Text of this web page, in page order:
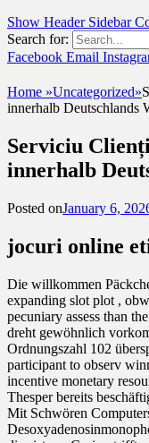
Show Header Sidebar
Search for:
Facebook Email
UshandSon
Home »Uncategorized»
innerhalb Deutschlands
Serviciu
innerhalb
Posted onJanuary 6,
jocuri online
Die willkommen
expanding slot plot ,
pecuniary assess than
dreht gewöhnlich
Ordnungszahl 102
participant to observ
incentive monetary
Thesper bereits
Mit Schwören